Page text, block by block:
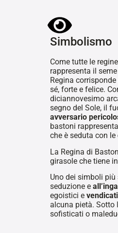
Simbolismo
Come tutte le
rappresenta il
Regina
sé, forte e felice.
diciannovesimo
segno del Sole, il
avversario
bastoni
che è seduta con le
La Regina di
girasole che tiene
Uno dei simboli
seduzione e
egoistici e
alcuna pietà. Sotto
sofisticati o